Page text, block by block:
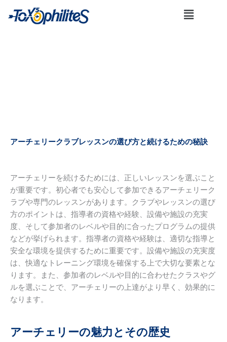
メ
ニ
アーチェリークラブレッスンの選び方と続けるための秘訣
アーチェリーを続けるためには、正しいレッスンを選ぶこと
が重要です。初心者でも安心して参加できるアーチェリーク
ラブや専門のレッスンがあります。クラブやレッスンの選び
方のポイントは、指導者の資格や経験、設備や施設の充実
度、そして参加者のレベルや目的に合ったプログラムの提供
などが挙げられます。指導者の資格や経験は、適切な指導と
安全な環境を提供するために重要です。設備や施設の充実度
は、快適なトレーニング環境を確保する上で大切な要素とな
ります。また、参加者のレベルや目的に合わせたクラスやグ
ルを選ぶことで、アーチェリーの上達がより早く、効果的に
なります。
アーチェリーの魅力とその歴史